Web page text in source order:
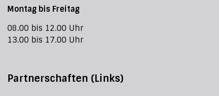
Montag bis Freitag
08.00 bis 12.00 Uhr
13.00 bis 17.00 Uhr
Partnerschaften (Links)